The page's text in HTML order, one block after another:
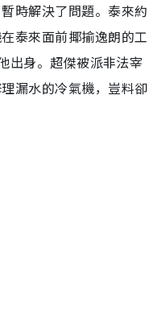
時解決了問題。泰來約
泰來面前揶揄逸朗的工
出身。超傑被派非法宰
漏水的冷氣機，豈料卻